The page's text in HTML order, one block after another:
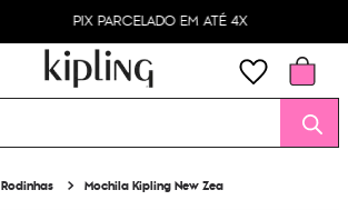
PIX PARCELADO EM ATÉ 4X
Rodinhas Mochila Kipling New Zea